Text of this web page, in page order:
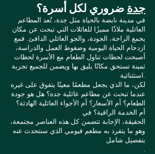
جدة ضروري لكل أسرة؟
في مدينة نابضة بالحياة مثل جدة، تُعد المطاعم
العائلية ملاذًا مميزًا للعائلات التي تبحث عن مكان
يجمع الراحة، الجودة، والجو العائلي الدافئ. فمع
ازدحام الحياة اليومية وضغوط العمل والدراسة،
أصبحت لحظات تناول الطعام مع الأسرة لحظات
ثمينة تستحق مكانًا يليق بها ويضمن للجميع تجربة
استثنائية.
لكن، ما الذي يجعل مطعمًا معينًا يتفوق على غيره
عندما تبحث عن مطاعم عائلية جدة؟ هل هو جودة
الطعام؟ أم الأسعار؟ أم الأجواء العائلية الهادئة؟
أم الخدمة الراقية؟ في
الحقيقة، الإجابة تتضمن كل هذه العناصر مجتمعة،
وهو ما يتفرد به مطعم فيومي الذي سنتحدث عنه
بتفصيل شامل
.